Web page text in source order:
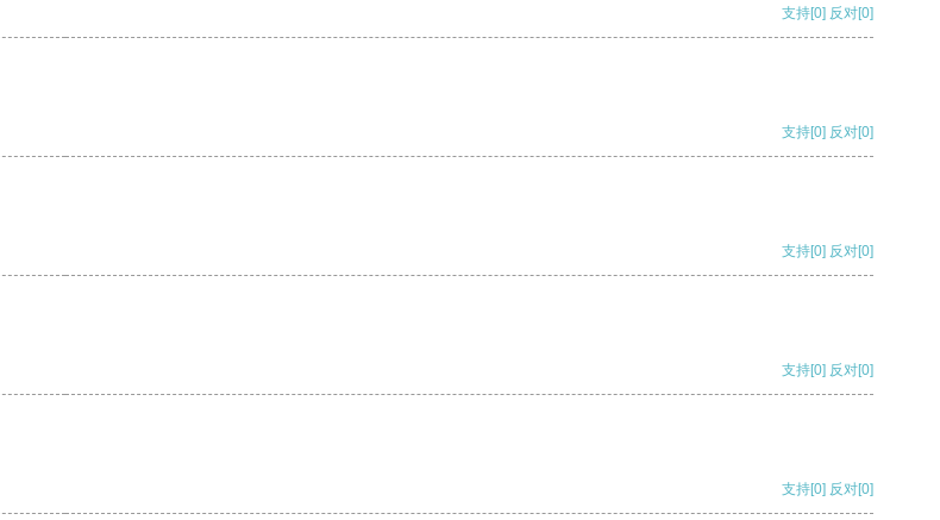
支持[0] 反对[0]
支持[0] 反对[0]
支持[0] 反对[0]
支持[0] 反对[0]
支持[0] 反对[0]